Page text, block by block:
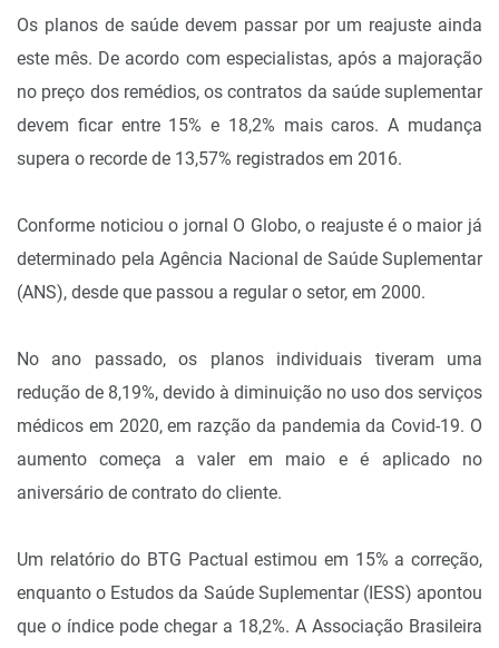
Os planos de saúde devem passar por um reajuste ainda
este mês. De acordo com especialistas, após a majoração
no preço dos remédios, os contratos da saúde suplementar
devem ficar entre 15% e 18,2% mais caros. A mudança
supera o recorde de 13,57% registrados em 2016.
Conforme noticiou o jornal O Globo, o reajuste é o maior já
determinado pela Agência Nacional de Saúde Suplementar
(ANS), desde que passou a regular o setor, em 2000.
No ano passado, os planos individuais tiveram uma
redução de 8,19%, devido à diminuição no uso dos serviços
médicos em 2020, em razção da pandemia da Covid-19. O
aumento começa a valer em maio e é aplicado no
aniversário de contrato do cliente.
Um relatório do BTG Pactual estimou em 15% a correção,
enquanto o Estudos da Saúde Suplementar (IESS) apontou
que o índice pode chegar a 18,2%. A Associação Brasileira